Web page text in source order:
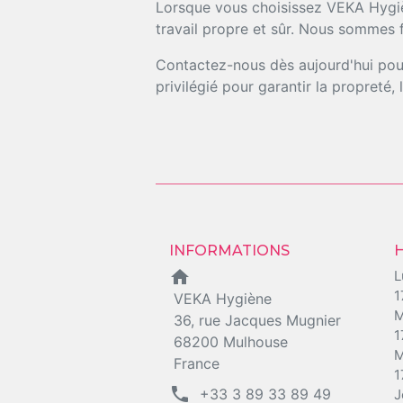
Lorsque vous choisissez VEKA
travail propre et sûr. Nous
Contactez-nous dès aujourd'hui
privilégié pour garantir la propreté,
INFORMATIONS
home
VEKA Hygiène
36, rue Jacques Mugnier
68200 Mulhouse
France
phone +33 3 89 33 89 49